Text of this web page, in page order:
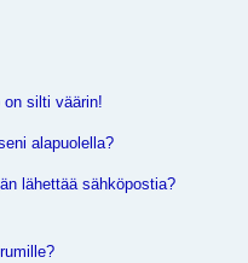
silti väärin!
alapuolella?
lähettää sähköpostia?